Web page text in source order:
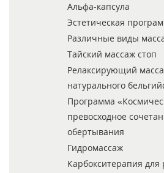
Альфа-капсула
Эстетическая
Различные виды
Тайский массаж стоп
Релаксирующий
натурального
Программа
превосходное
обертывания
Гидромассаж
Карбокситерапия для